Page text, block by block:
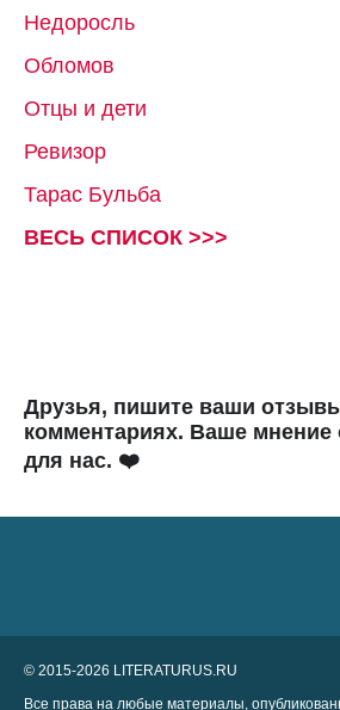
Недоросль
Обломов
Отцы и дети
Ревизор
Тарас Бульба
ВЕСЬ СПИСОК >>>
Друзья, пишите ваши
комментариях. Ваше мнение
для нас. ❤️
© 2015-2026 LITERATURUS.RU
Все права на любые материалы,